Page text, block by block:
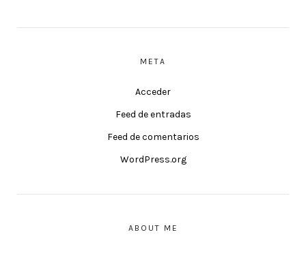
META
Acceder
Feed de entradas
Feed de comentarios
WordPress.org
ABOUT ME